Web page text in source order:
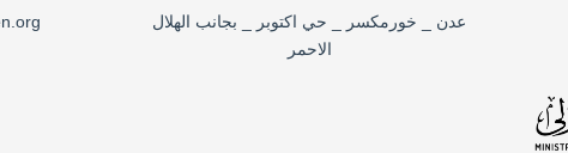
عدن _ خورمكسر _ حي اكتوبر _ بجانب الهلال
الاحمر